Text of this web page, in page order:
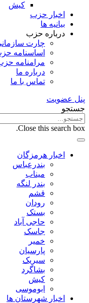
کیش
اخبار حزب
بیانیه ها
درباره حزب
چارت
اساسنامه
مرامنامه
درباره ما
تماس با ما
پنل عضویت
جستجو
Close this search box.
اخبار هرمزگان
بندرعباس
میناب
بندر لنگه
قشم
رودان
بستک
حاجی آباد
جاسک
خمیر
پارسیان
سیریک
بشاگرد
کیش
ابوموسی
اخبار شهرستان ها